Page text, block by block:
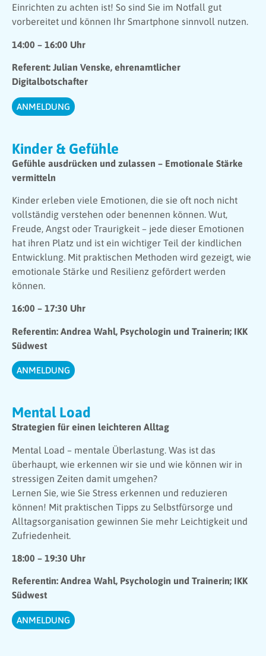
Einrichten zu achten ist! So sind Sie im Notfall gut
vorbereitet und können Ihr Smartphone sinnvoll nutzen.
14:00 – 16:00 Uhr
Referent: Julian Venske, ehrenamtlicher
Digitalbotschafter
ANMELDUNG
Kinder & Gefühle
Gefühle ausdrücken und zulassen – Emotionale Stärke
vermitteln
Kinder erleben viele Emotionen, die sie oft noch nicht
vollständig verstehen oder benennen können. Wut,
Freude, Angst oder Traurigkeit – jede dieser Emotionen
hat ihren Platz und ist ein wichtiger Teil der kindlichen
Entwicklung. Mit praktischen Methoden wird gezeigt, wie
emotionale Stärke und Resilienz gefördert werden
können.
16:00 – 17:30 Uhr
Referentin: Andrea Wahl, Psychologin und Trainerin; IKK
Südwest
ANMELDUNG
Mental Load
Strategien für einen leichteren Alltag
Mental Load – mentale Überlastung. Was ist das
überhaupt, wie erkennen wir sie und wie können wir in
stressigen Zeiten damit umgehen?
Lernen Sie, wie Sie Stress erkennen und reduzieren
können! Mit praktischen Tipps zu Selbstfürsorge und
Alltagsorganisation gewinnen Sie mehr Leichtigkeit und
Zufriedenheit.
18:00 – 19:30 Uhr
Referentin: Andrea Wahl, Psychologin und Trainerin; IKK
Südwest
ANMELDUNG